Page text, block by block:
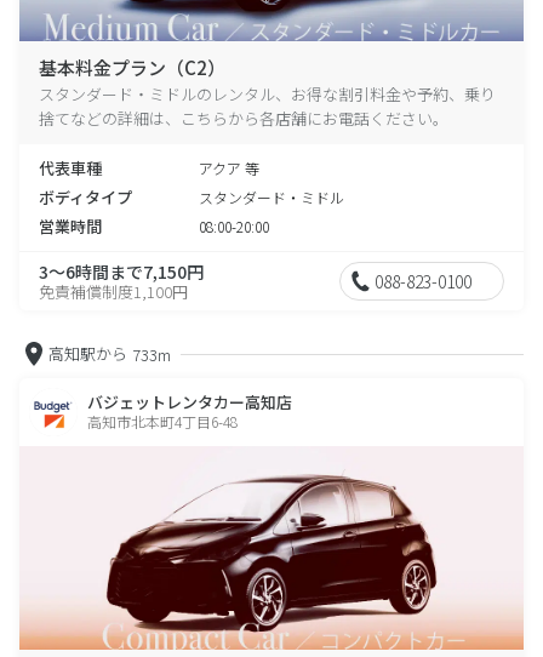
基本料金プラン（C2）
スタンダード・ミドルのレンタル、お得な割引料金や予約、乗り
捨てなどの詳細は、こちらから各店舗にお電話ください。
代表車種 アクア 等
ボディタイプ スタンダード・ミドル
営業時間 08:00-20:00
3～6時間まで7,150円
免責補償制度1,100円 088-823-0100
高知駅から 733m
バジェットレンタカー高知店
高知市北本町4丁目6-48